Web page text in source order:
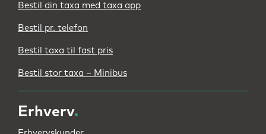
Bestil din taxa med taxa app
Bestil pr. telefon
Bestil taxa til fast pris
Bestil stor taxa – Minibus
Erhverv.